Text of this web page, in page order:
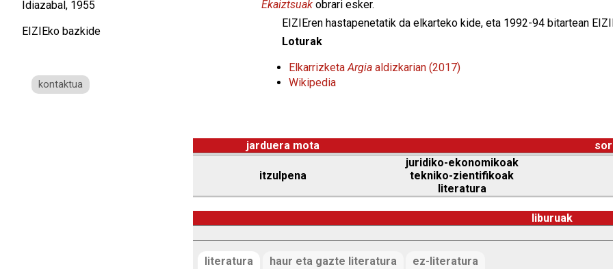
Idiazabal, 1955
EIZIEko bazkide
kontaktua
Ekaiztsuak obrari esker.
EIZIEren hastapenetatik da elkarteko kide, eta 1992-94 bitartean
Loturak
ElkarrizketaArgia aldizkarian (2017)
Wikipedia
jarduera mota
itzulpena
juridiko-ekonomikoak
tekniko-zientifikoak
literatura
liburuak
literatura haur eta gazte literatura ez-literatura